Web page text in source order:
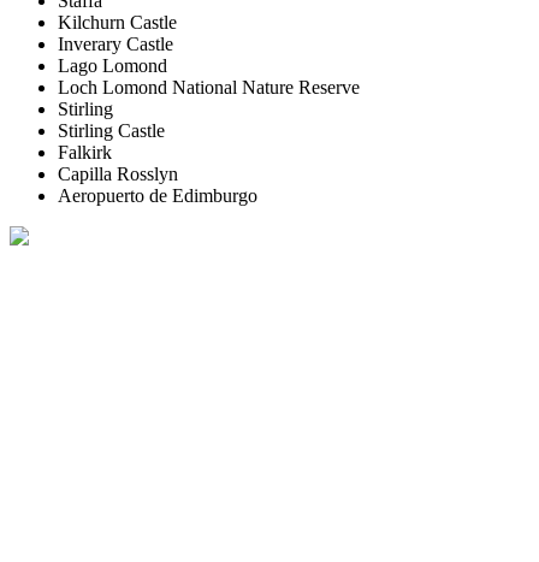
Kilchurn Castle
Inverary Castle
Lago Lomond
Loch Lomond National Nature Reserve
Stirling
Stirling Castle
Falkirk
Capilla Rosslyn
Aeropuerto de Edimburgo